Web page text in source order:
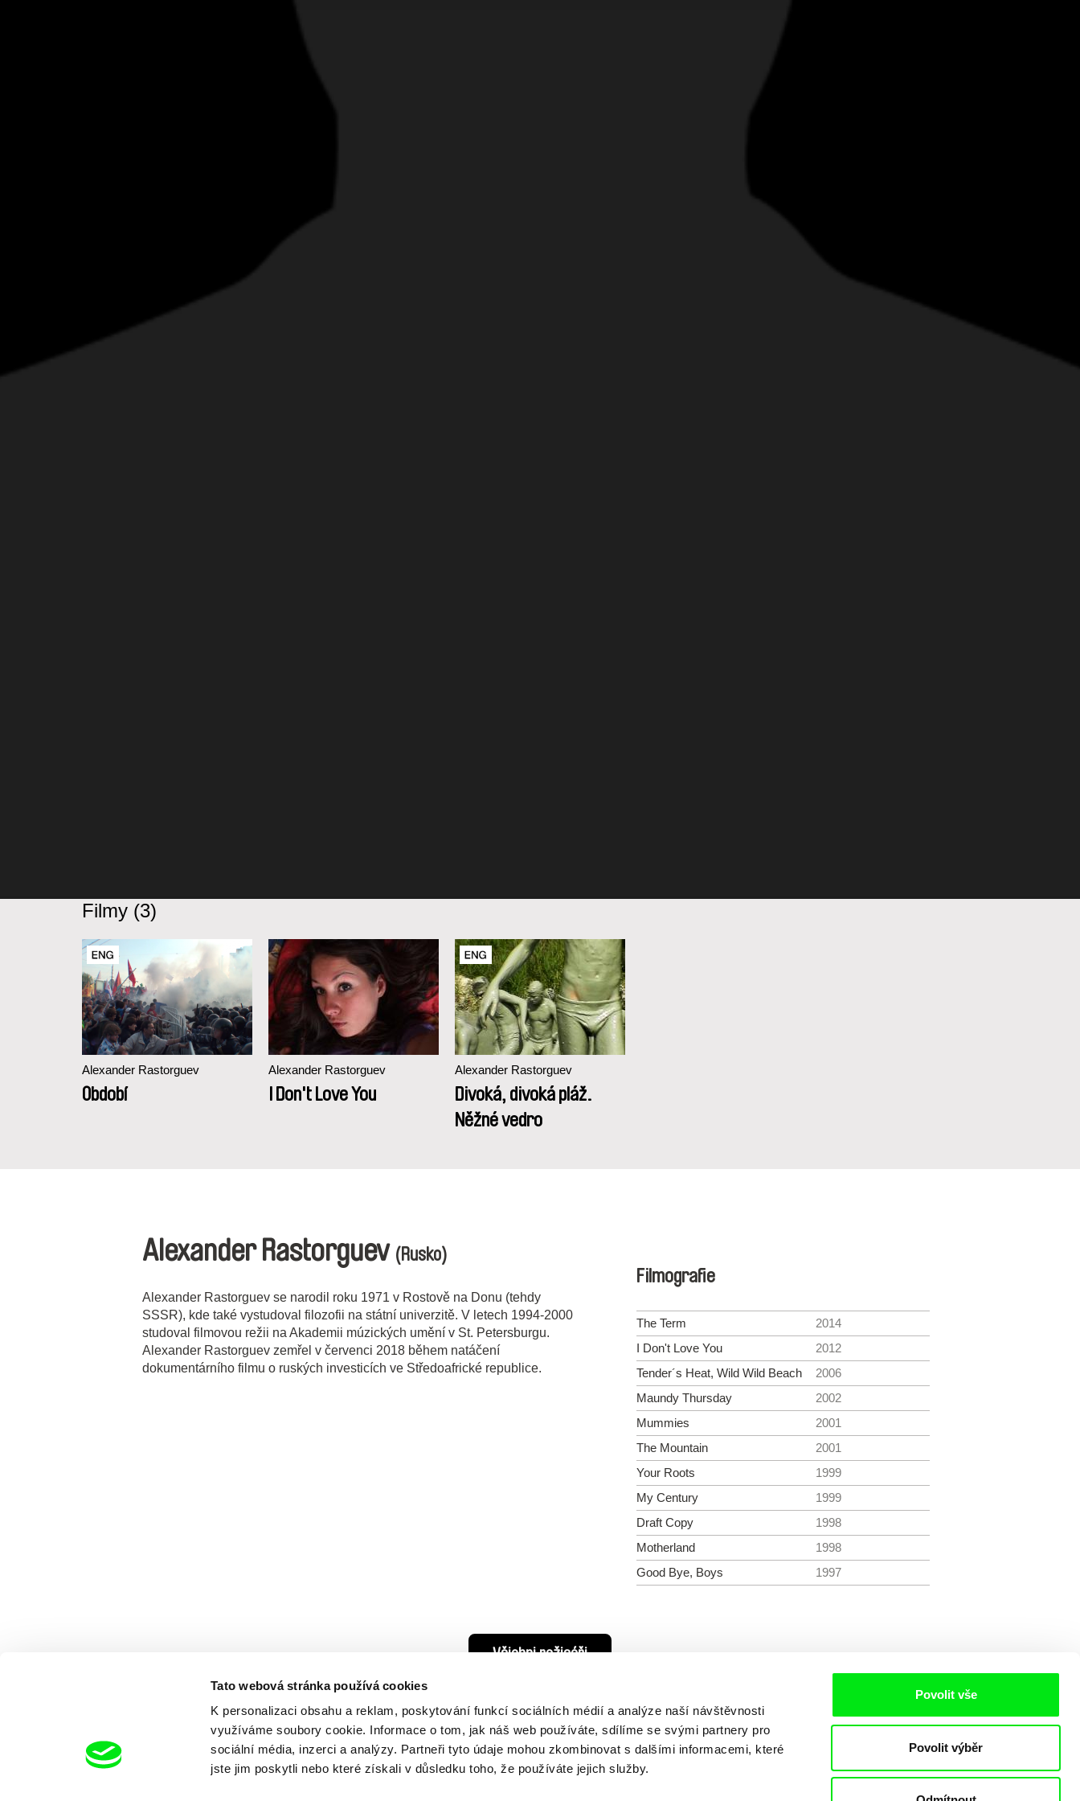
Tato webová stránka používá cookies
K personalizaci obsahu a reklam, poskytování funkcí sociálních médií a analýze naší návštěvnosti
využíváme soubory cookie. Informace o tom, jak náš web používáte, sdílíme se svými partnery pro
sociální média, inzerci a analýzy. Partneři tyto údaje mohou zkombinovat s dalšími informacemi, které
jste jim poskytli nebo které získali v důsledku toho, že používáte jejich služby.
Povolit vše
Povolit výběr
Filmy (3)
Alexander Rastorguev
Období
Alexander Rastorguev
I Don't Love You
Alexander Rastorguev
Divoká, divoká pláž.
Něžné vedro
Alexander Rastorguev (Rusko)
Alexander Rastorguev se narodil roku 1971 v Rostově na Donu (tehdy
SSSR), kde také vystudoval filozofii na státní univerzitě. V letech 1994-2000
studoval filmovou režii na Akademii múzických umění v St. Petersburgu.
Alexander Rastorguev zemřel v červenci 2018 během natáčení
dokumentárního filmu o ruských investicích ve Středoafrické republice.
Filmografie
The Term
2014
I Don't Love You
2012
Tender´s Heat, Wild Wild Beach
2006
Maundy Thursday
2002
Mummies
2001
The Mountain
2001
Your Roots
1999
My Century
1999
Draft Copy
1998
Motherland
1998
Good Bye, Boys
1997
Všichni režiséři